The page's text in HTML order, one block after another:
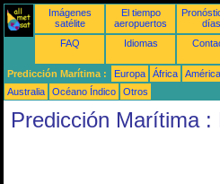
Imágenes
satélite
El tiempo
aeropuertos
días
FAQ Idiomas
Predicción Marítima : Europa África
Australia
Océano Índico Otros
Predicción Marítima